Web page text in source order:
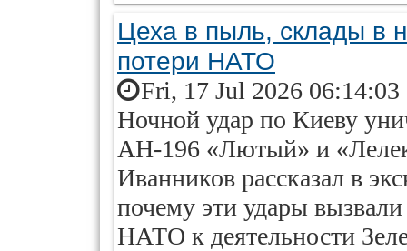
Цеха в пыль, склады в
потери НАТО
Fri, 17 Jul 2026 06:14:03
Ночной удар по Киеву
АН-196 «Лютый» и
Иванников рассказал в
почему эти удары
НАТО к деятельности